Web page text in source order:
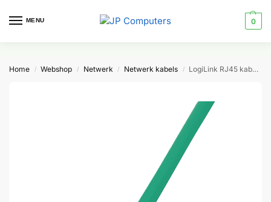
MENU 0
Home / Webshop / Netwerk / Netwerk kabels / LogiLink RJ45 kabel 1.00m Cat6A S/FTP